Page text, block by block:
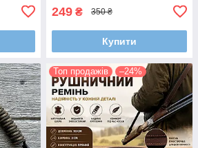
249 ₴ 350 ₴
Купити
Топ продажів –24%